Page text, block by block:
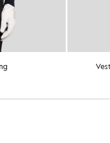
een lamswolmix